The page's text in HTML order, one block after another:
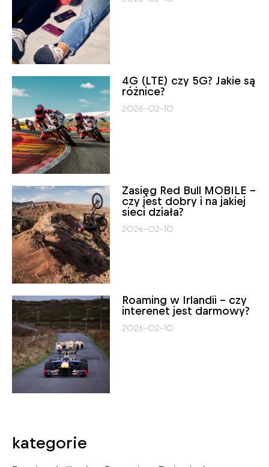
4G (LTE) czy 5G? Jakie są
różnice?
2026-02-10
Zasięg Red Bull MOBILE –
czy jest dobry i na jakiej
sieci działa?
2026-02-10
Roaming w Irlandii – czy
interenet jest darmowy?
2026-02-10
kategorie